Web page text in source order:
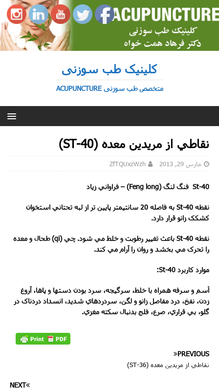
کلینیک طب سوزنی
متخصص طب سوزنی ACUPUNCTURE
نقاطي از مريدين معده (40-ST)
مارس 29, 2013 ZfTQUxzWzh
St-40 فنگ لنگ (Feng long
) – فراواني زياد
نقطه St-40 به فاصله 20 سانتيمتر پايين تر از لبه تحتاني استخوان
کشکک زانو قرار دارد.
نقطه St-40 باعث تغيير رطوبت و خلط مي شود. چي (qi) طحال و معده
را تحرک مي بخشد و روان را آرام مي کند.
موارد کاربرد St-40
:
آسم و سرفه همراه با خلط، سرگيجه، سرد بودن دستها و پاها، آروغ
زدن، نفخ، درد مفاصل زانو و لگن، سردردهاي شديد، انسداد دردناک در
گلو، بي قراري، صرع، فلج بدنبال سکته مغزي.
PREVIOUS
نقاطي از مريدين معده (36-ST)
NEXT